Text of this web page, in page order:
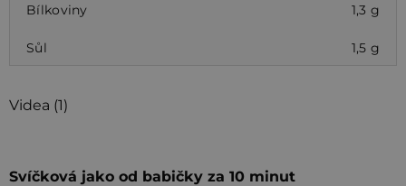
Bílkoviny 1,3 g
Sůl 1,5 g
Videa (1)
Svíčková jako od babičky za 10 minut